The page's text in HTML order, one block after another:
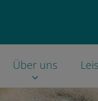
Über uns